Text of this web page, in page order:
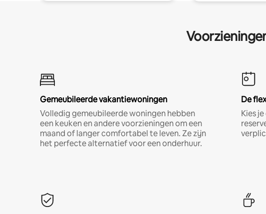
Gemeubileerde vakantiewoningen
Volledig gemeubileerde woningen hebben
een keuken en andere voorzieningen om een
maand of langer comfortabel te leven. Ze zijn
het perfecte alternatief voor een onderhuur.
De
Kies